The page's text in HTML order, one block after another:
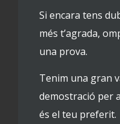
Si encara tens
més t’agrada,
una prova.
Tenim una gran
demostració per
és el teu preferit.